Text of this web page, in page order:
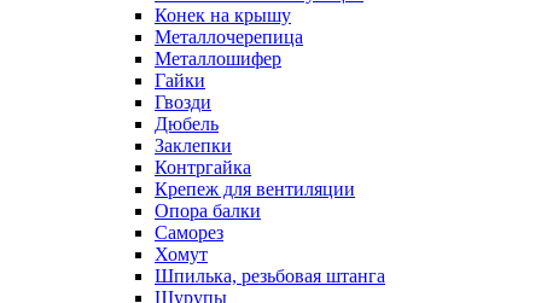
Конек на крышу
Металлочерепица
Металлошифер
Гайки
Гвозди
Дюбель
Заклепки
Контргайка
Крепеж для вентиляции
Опора балки
Саморез
Хомут
Шпилька, резьбовая штанга
Шурупы